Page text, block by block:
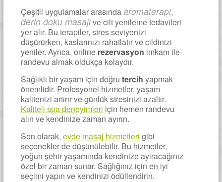
Çeşitli uygulamalar arasındaaromaterapi,
derin doku masajıve cilt yenileme tedavileri
yer alır. Bu terapiler, stres seviyenizi
düşürürken, kaslarınızı rahatlatır ve cildinizi
yeniler. Ayrıca, online rezervasyon imkanı ile
randevu almak oldukça kolaydır.
Sağlıklı bir yaşam için doğru tercih yapmak
önemlidir. Profesyonel hizmetler, yaşam
kalitenizi artırır ve günlük stresinizi azaltır.
Kaliteli spa deneyimleri için hemen randevu
alın ve kendinize zaman ayırın.
Son olarak, evde masaj hizmetleri gibi
seçenekler de düşünülebilir. Bu hizmetler,
yoğun şehir yaşamında kendinize ayıracağınız
özel bir zaman sunar. Sağlığınız için en iyi
seçimi yapın ve kendinizi ödüllendirin.